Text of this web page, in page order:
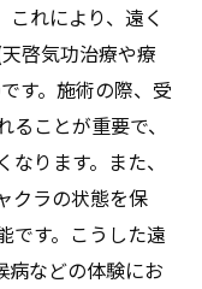
れにより、遠く
啓気功治療や療
す。施術の際、受
ことが重要で、
ります。また、
クラの状態を保
です。こうした遠
病などの体験にお